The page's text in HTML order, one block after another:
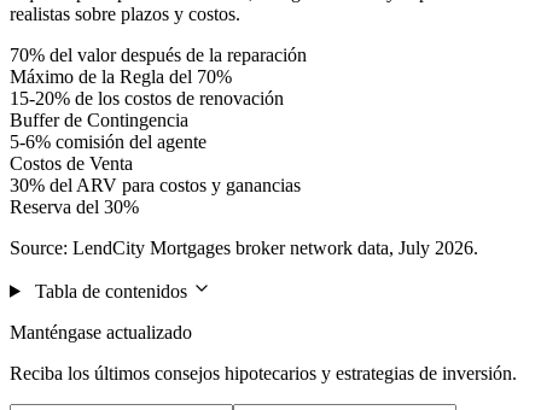
realistas sobre plazos y costos.
70% del valor después de la reparación
Máximo de la Regla del 70%
15-20% de los costos de renovación
Buffer de Contingencia
5-6% comisión del agente
Costos de Venta
30% del ARV para costos y ganancias
Reserva del 30%
Source: LendCity Mortgages broker network data, July 2026.
Tabla de contenidos
Manténgase actualizado
Reciba los últimos consejos hipotecarios y estrategias de inversión.